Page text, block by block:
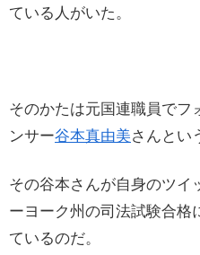
ている人がいた。
そのかたは元国連職員でフ
ンサー谷本真由美さんとい
その谷本さんが自身のツイ
ーヨーク州の司法試験合格
ているのだ。